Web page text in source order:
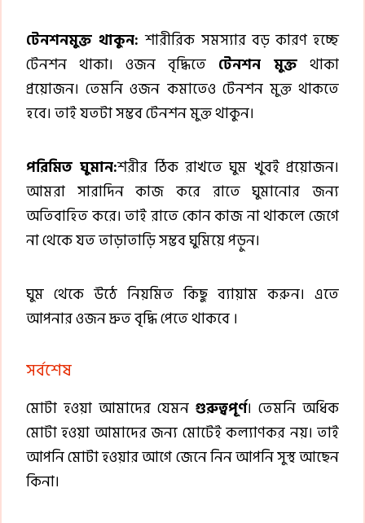
টেনশনমুক্ত থাকুন:শারীরিক সমস্যার বড় কারণ হচ্ছে
টেনশন থাকা। ওজন বৃদ্ধিতে টেনশন মুক্ত থাকা
প্রয়োজন। তেমনি ওজন কমাতেও টেনশন মুক্ত থাকতে
হবে। তাই যতটা সম্ভব টেনশন মুক্ত থাকুন।
পরিমিত ঘুমান:শরীর ঠিক রাখতে ঘুম খুবই প্রয়োজন।
আমরা সারাদিন কাজ করে রাতে ঘুমানোর জন্য
অতিবাহিত করে। তাই রাতে কোন কাজ না থাকলে জেগে
না থেকে যত তাড়াতাড়ি সম্ভব ঘুমিয়ে পড়ুন।
ঘুম থেকে উঠে নিয়মিত কিছু ব্যায়াম করুন। এতে
আপনার ওজন দ্রুত বৃদ্ধি পেতে থাকবে ।
সর্বশেষ
মোটা হওয়া আমাদের যেমন গুরুত্বপূর্ণ। তেমনি অধিক
মোটা হওয়া আমাদের জন্য মোটেই কল্যাণকর নয়। তাই
আপনি মোটা হওয়ার আগে জেনে নিন আপনি সুস্থ আছেন
কিনা।